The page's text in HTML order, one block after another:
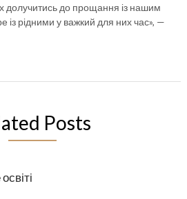
долучитись до прощання із нашим
із рідними у важкий для них час», —
Posts